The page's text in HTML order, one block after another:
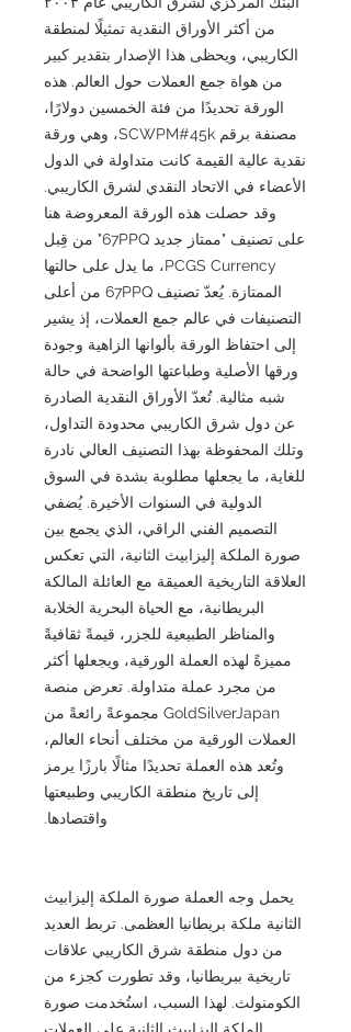
من أكثر الأوراق النقدية تمثيلًا لمنطقة
الكاريبي، ويحظى هذا الإصدار بتقدير كبير
من هواة جمع العملات حول العالم. هذه
الورقة تحديدًا من فئة الخمسين دولارًا،
مصنفة برقم SCWPM#45k، وهي ورقة
نقدية عالية القيمة كانت متداولة في الدول
الأعضاء في الاتحاد النقدي لشرق الكاريبي.
وقد حصلت هذه الورقة المعروضة هنا
على تصنيف "ممتاز جديد 67PPQ" من قِبل
PCGS Currency، ما يدل على حالتها
الممتازة. يُعدّ تصنيف 67PPQ من أعلى
التصنيفات في عالم جمع العملات، إذ يشير
إلى احتفاظ الورقة بألوانها الزاهية وجودة
ورقها الأصلية وطباعتها الواضحة في حالة
شبه مثالية. تُعدّ الأوراق النقدية الصادرة
عن دول شرق الكاريبي محدودة التداول،
وتلك المحفوظة بهذا التصنيف العالي نادرة
للغاية، ما يجعلها مطلوبة بشدة في السوق
الدولية في السنوات الأخيرة. يُضفي
التصميم الفني الراقي، الذي يجمع بين
صورة الملكة إليزابيث الثانية، التي تعكس
العلاقة التاريخية العميقة مع العائلة المالكة
البريطانية، مع الحياة البحرية الخلابة
والمناظر الطبيعية للجزر، قيمةً ثقافيةً
مميزةً لهذه العملة الورقية، ويجعلها أكثر
من مجرد عملة متداولة. تعرض منصة
GoldSilverJapan مجموعةً رائعةً من
العملات الورقية من مختلف أنحاء العالم،
وتُعد هذه العملة تحديدًا مثالًا بارزًا يرمز
إلى تاريخ منطقة الكاريبي وطبيعتها
واقتصادها.
يحمل وجه العملة صورة الملكة إليزابيث
الثانية ملكة بريطانيا العظمى. تربط العديد
من دول منطقة شرق الكاريبي علاقات
تاريخية ببريطانيا، وقد تطورت كجزء من
الكومنولث. لهذا السبب، استُخدمت صورة
الملكة إليزابيث الثانية على العملات